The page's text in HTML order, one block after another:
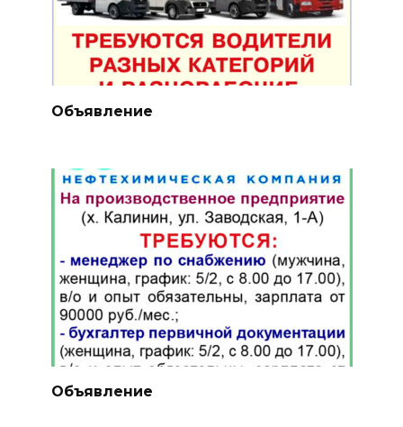
Объявление
Объявление